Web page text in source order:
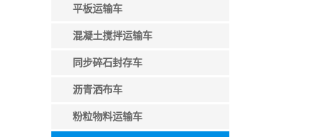
平板运输车
混凝土搅拌运输车
同步碎石封存车
沥青洒布车
粉粒物料运输车